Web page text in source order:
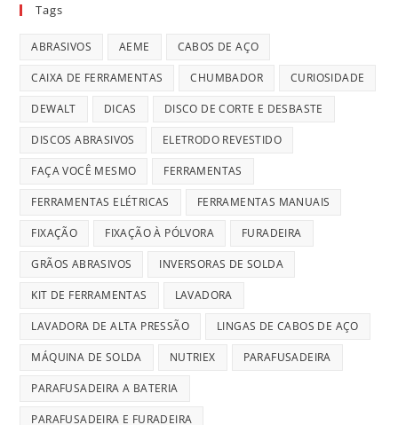
Tags
ABRASIVOS AEME CABOS DE AÇO
CAIXA DE FERRAMENTAS CHUMBADOR CURIOSIDADE
DEWALT DICAS DISCO DE CORTE E DESBASTE
DISCOS ABRASIVOS ELETRODO REVESTIDO
FAÇA VOCÊ MESMO FERRAMENTAS
FERRAMENTAS ELÉTRICAS FERRAMENTAS MANUAIS
FIXAÇÃO FIXAÇÃO À PÓLVORA FURADEIRA
GRÃOS ABRASIVOS INVERSORAS DE SOLDA
KIT DE FERRAMENTAS LAVADORA
LAVADORA DE ALTA PRESSÃO LINGAS DE CABOS DE AÇO
MÁQUINA DE SOLDA NUTRIEX PARAFUSADEIRA
PARAFUSADEIRA A BATERIA
PARAFUSADEIRA E FURADEIRA